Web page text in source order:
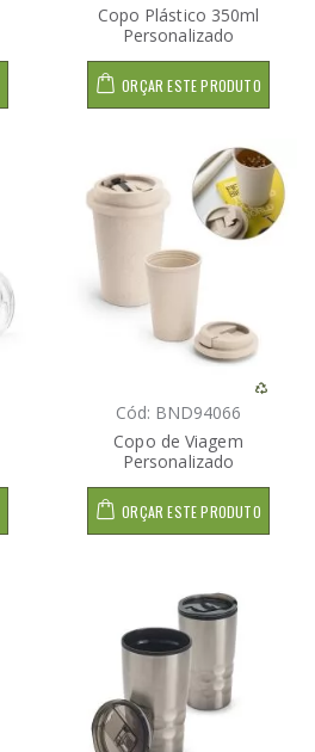
Copo Plástico 350ml
Personalizado
ORÇAR ESTE PRODUTO
Cód: BND94066
Copo de Viagem
Personalizado
ORÇAR ESTE PRODUTO